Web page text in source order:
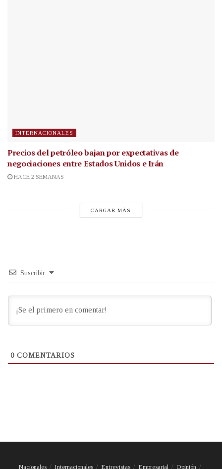
INTERNACIONALES
Precios del petróleo bajan por expectativas de
negociaciones entre Estados Unidos e Irán
HACE 2 SEMANAS
CARGAR MÁS
Suscribir
0 COMENTARIOS
Nacionales Internacionales Entrevistas Empresarial Opinión